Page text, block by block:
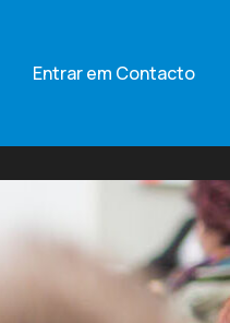
Entrar em Contacto